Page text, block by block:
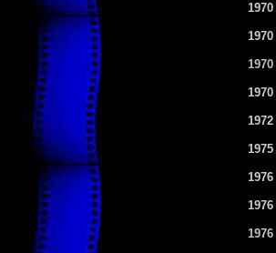
1970
1970
1970
1970
1972
1975
1976
1976
1976